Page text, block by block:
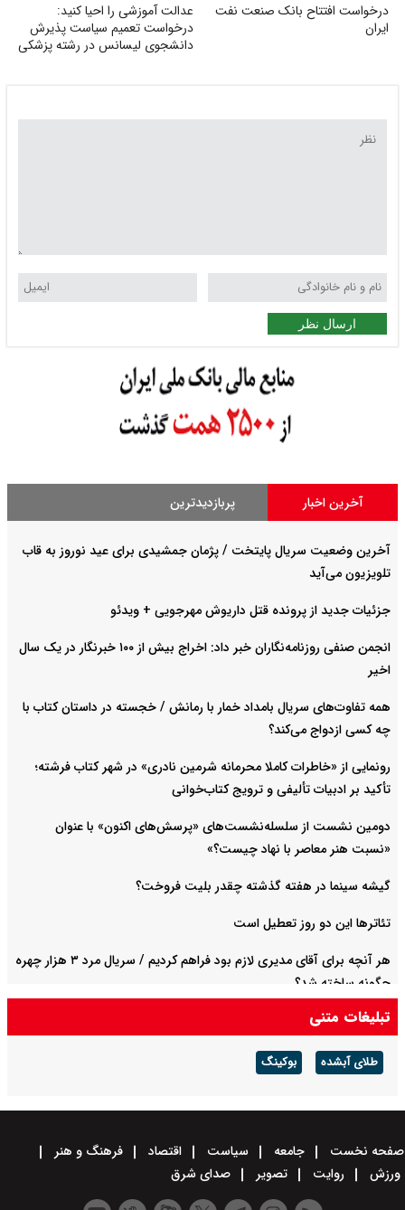
درخواست افتتاح بانک صنعت نفت
ایران
عدالت آموزشی را احیا کنید:
درخواست تعمیم سیاست پذیرش
دانشجوی لیسانس در رشته پزشکی
ارسال نظر
آخرین اخبار پربازدیدترین
آخرین وضعیت سریال پایتخت / پژمان جمشیدی برای عید نوروز به قاب
تلویزیون می‌آید
جزئیات جدید از پرونده قتل داریوش مهرجویی + ویدئو
انجمن صنفی روزنامه‌نگاران خبر داد: اخراج بیش از ۱۰۰ خبرنگار در یک سال
اخیر
همه تفاوت‌های سریال بامداد خمار با رمانش / خجسته در داستان کتاب با
چه کسی ازدواج می‌کند؟
رونمایی از «خاطرات کاملا محرمانه شرمین نادری» در شهر کتاب فرشته؛
تأکید بر ادبیات تألیفی و ترویج کتاب‌خوانی
دومین نشست از سلسله‌نشست‌های «پرسش‌های اکنون» با عنوان
«نسبت هنر معاصر با نهاد چیست؟»
گیشه سینما در هفته گذشته چقدر بلیت فروخت؟
تئاترها این دو روز تعطیل است
هر آنچه برای آقای مدیری لازم بود فراهم کردیم / سریال مرد ۳ هزار چهره
چگونه ساخته شد؟
پس از سهراب پورناظری، احسان مطوری هم عضو آکادمی گرمی شد
تبلیغات متنی
طلای آبشده بوکینگ
صفحه نخست جامعه سیاست اقتصاد
فرهنگ و هنر
ورزش
روایت تصویر صدای شرق